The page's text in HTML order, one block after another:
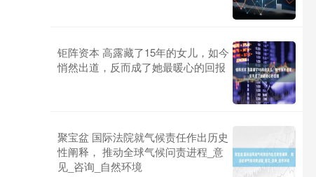
钜阵资本 高露藏了15年的女儿，如今
悄然出道，反而成了她最暖心的回报
聚宝盆 国际法院就气候责任作出历史
性阐释， 推动全球气候问责进程_意
见_咨询_自然环境